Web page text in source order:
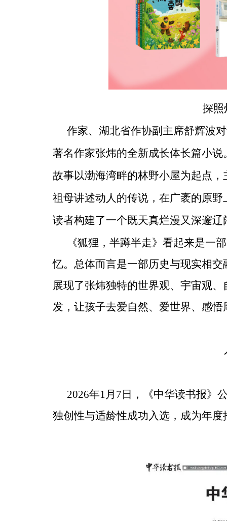
探照
作家、湖北省作协副主席舒辉波
著名作家张炜的全新成长体长篇小
故事以渤海湾畔的林野小屋为起点
祖母讲述动人的传说，在广袤的原
读者构建了一个既天真烂漫又深邃辽
《狐狸，半蹲半走》看起来是一
忆。总体而言是一部历史与现实相
展现了张炜独特的世界观、宇宙观
发，让孩子去爱自然、爱世界、感
2026年1月7日，《中华读书报》
独创性与适龄性成功入选，成为年度